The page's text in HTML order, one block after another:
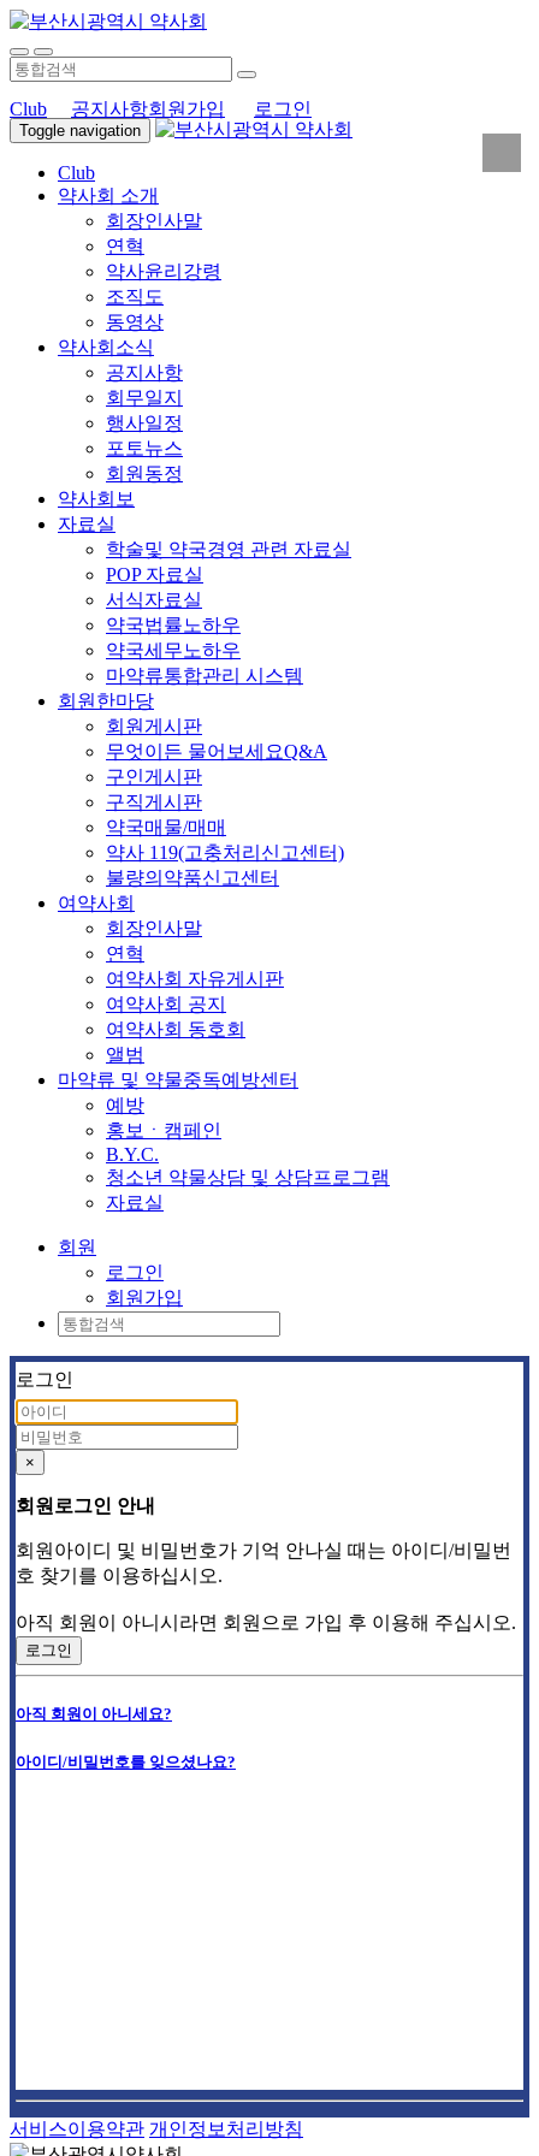
Club 공지사항회원가입 로그인
Toggle navigation
Club
약사회 소개
회장인사말
연혁
약사윤리강령
조직도
동영상
약사회소식
공지사항
회무일지
행사일정
포토뉴스
회원동정
약사회보
자료실
학술및 약국경영 관련 자료실
POP 자료실
서식자료실
약국법률노하우
약국세무노하우
마약류통합관리 시스템
회원한마당
회원게시판
무엇이든 물어보세요Q&A
구인게시판
구직게시판
약국매물/매매
약사 119(고충처리신고센터)
불량의약품신고센터
여약사회
회장인사말
연혁
여약사회 자유게시판
여약사회 공지
여약사회 동호회
앨범
마약류 및 약물중독예방센터
예방
홍보ㆍ캠페인
B.Y.C.
청소년 약물상담 및 상담프로그램
자료실
회원
로그인
회원가입
로그인
×
회원로그인 안내
회원아이디 및 비밀번호가 기억 안나실 때는 아이디/비밀번
호 찾기를 이용하십시오.
아직 회원이 아니시라면 회원으로 가입 후 이용해 주십시오.
로그인
아직 회원이 아니세요?
아이디/비밀번호를 잊으셨나요?
서비스이용약관 개인정보처리방침